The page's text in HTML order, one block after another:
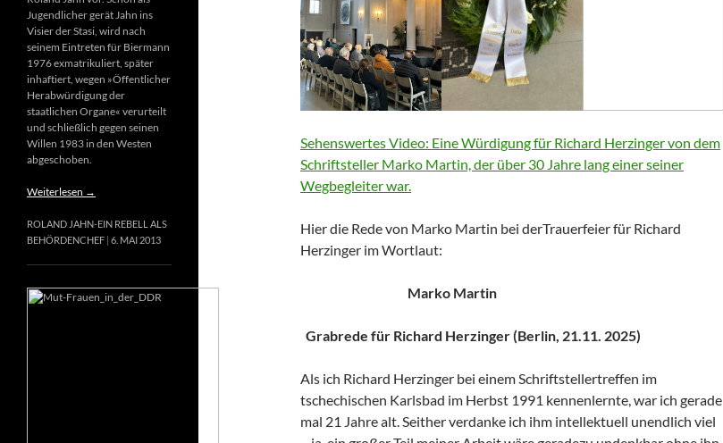
Sehenswertes Video: Eine Würdigung für Richard Herzinger von dem
Schriftsteller Marko Martin, der über 30 Jahre lang einer seiner
Wegbegleiter war.
Hier die Rede von Marko Martin bei derTrauerfeier für Richard
Herzinger im Wortlaut:
Marko Martin
Grabrede für Richard Herzinger (Berlin, 21.11. 2025)
Als ich Richard Herzinger bei einem Schriftstellertreffen im
tschechischen Karlsbad im Herbst 1991 kennenlernte, war ich gerade
mal 21 Jahre alt. Seither verdanke ich ihm intellektuell unendlich viel
Jugendlicher gerät Jahn ins
Visier der Stasi, wird nach
seinem Eintreten für Biermann
1976 exmatrikuliert, später
inhaftiert, wegen »Öffentlicher
Herabwürdigung der
staatlichen Organe« verurteilt
und schließlich gegen seinen
Willen 1983 in den Westen
abgeschoben.
Weiterlesen →
ROLAND JAHN-EIN REBELL ALS
BEHÖRDENCHEF 6. MAI 2013